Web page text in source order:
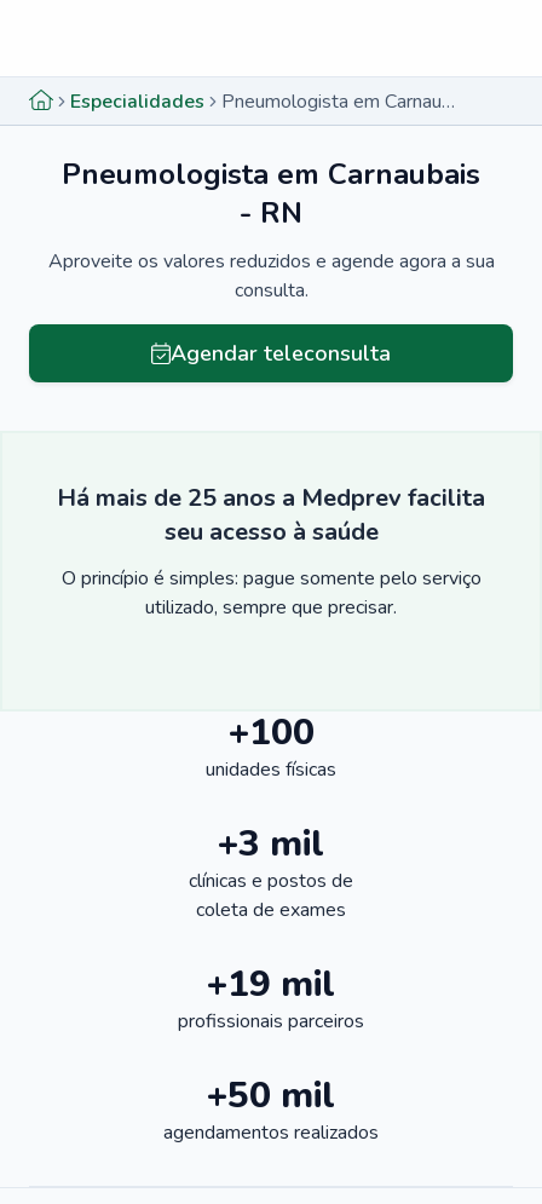
Especialidades Pneumologista em Carnaubais - RN
Pneumologista em Carnaubais
- RN
Aproveite os valores reduzidos e agende agora a sua
consulta.
Agendar teleconsulta
Há mais de 25 anos a Medprev facilita
seu acesso à saúde
O princípio é simples: pague somente pelo serviço
utilizado, sempre que precisar.
+100
unidades físicas
+3 mil
clínicas e postos de
coleta de exames
+19 mil
profissionais parceiros
+50 mil
agendamentos realizados